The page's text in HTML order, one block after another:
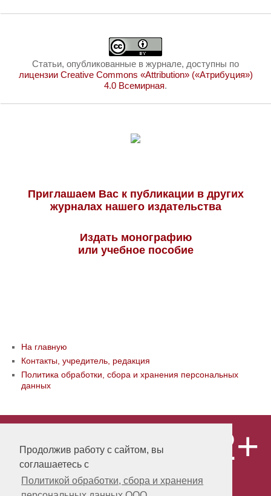
Продолжив работу с сайтом, вы
соглашаетесь с
Политикой обработки, сбора и хранения
Статьи, опубликованные в журнале, доступны по
лицензии Creative Commons «Attribution» («Атрибуция»)
4.0 Всемирная.
Приглашаем Вас к публикации в других
журналах нашего издательства
Издать монографию
или учебное пособие
На главную
Контакты, учредитель, редакция
Политика обработки, сбора и хранения персональных
данных
«Publishing company «World of science»,
LLC Материалы, размещенные на сайте,
охраняются Законом о защите авторских
прав. Публикация любых материалов
этого сайта запрещена без
12+